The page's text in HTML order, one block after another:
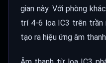
gian này. Với phòng
trí 4-6 loa IC3 trên trần
tạo ra hiệu ứng âm